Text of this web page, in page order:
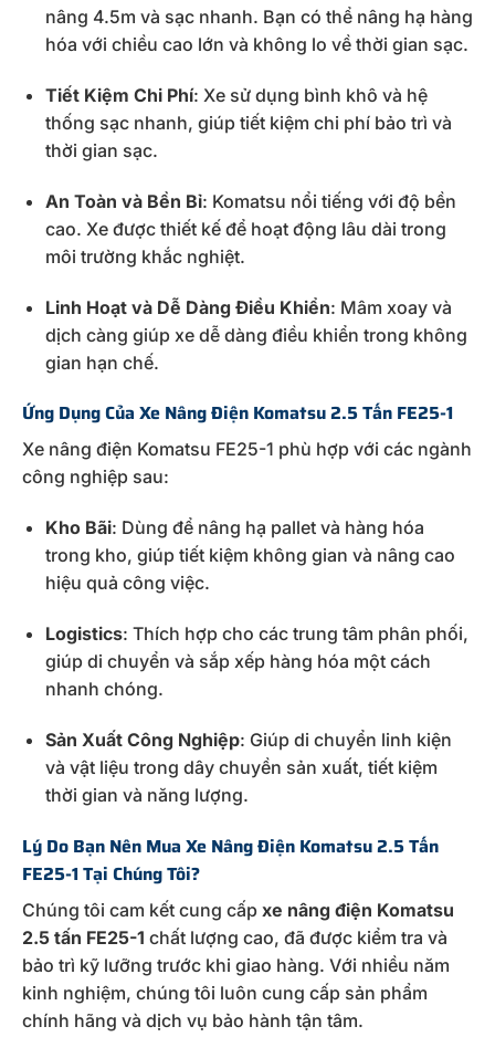
nâng 4.5m và sạc nhanh. Bạn có thể nâng hạ hàng
hóa với chiều cao lớn và không lo về thời gian sạc.
Tiết Kiệm Chi Phí: Xe sử dụng bình khô và hệ
thống sạc nhanh, giúp tiết kiệm chi phí bảo trì và
thời gian sạc.
An Toàn và Bền Bỉ: Komatsu nổi tiếng với độ bền
cao. Xe được thiết kế để hoạt động lâu dài trong
môi trường khắc nghiệt.
Linh Hoạt và Dễ Dàng Điều Khiển: Mâm xoay và
dịch càng giúp xe dễ dàng điều khiển trong không
gian hạn chế.
Ứng DụngCủa Xe NângĐiện Komatsu2.5Tấn FE25-1
Xe nâng điện Komatsu FE25-1 phù hợp với các ngành
công nghiệp sau:
Kho Bãi: Dùng để nâng hạ pallet và hàng hóa
trong kho, giúp tiết kiệm không gian và nâng cao
hiệu quả công việc.
Logistics: Thích hợp cho các trung tâm phân phối,
giúp di chuyển và sắp xếp hàng hóa một cách
nhanh chóng.
Sản Xuất Công Nghiệp: Giúp di chuyển linh kiện
và vật liệu trong dây chuyền sản xuất, tiết kiệm
thời gian và năng lượng.
Lý Do Bạn Nên Mua Xe NângĐiện Komatsu2.5Tấn
FE25-1Tại ChúngTôi?
Chúng tôi cam kết cung cấp xe nâng điện Komatsu
2.5 tấn FE25-1 chất lượng cao, đã được kiểm tra và
bảo trì kỹ lưỡng trước khi giao hàng. Với nhiều năm
kinh nghiệm, chúng tôi luôn cung cấp sản phẩm
chính hãng và dịch vụ bảo hành tận tâm.